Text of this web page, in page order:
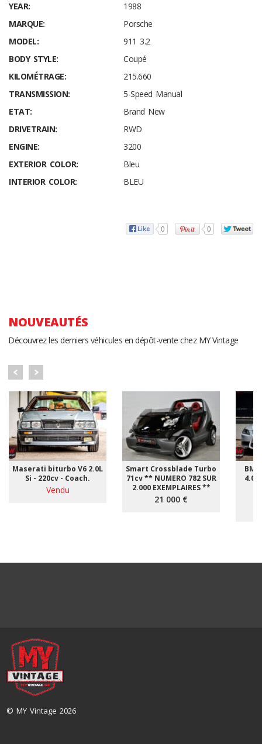
YEAR:
1988
MARQUE:
Porsche
MODEL:
911 3.2
BODY STYLE:
Coupé
KILOMÉTRAGE:
215.660
TRANSMISSION:
5-Speed Manual
ETAT:
Brand New
DRIVETRAIN:
RWD
ENGINE:
3200
EXTERIOR COLOR:
Bleu
INTERIOR COLOR:
BLEU
0 0
NOUVEAUTÉS
Découvrez les derniers véhicules en dépôt-vente chez MY Vintage
Maserati biturbo V6 2.0L
Si - 220cv - Coach.
Vendu
Smart Crossblade Turbo
71cv ** NUMERO 782 SUR
2.000 EXEMPLAIRES **
21 000 €
4.0i
© MY Vintage 2026